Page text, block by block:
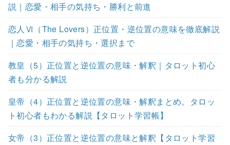
説｜恋愛・相手の気持ち・勝利と前進
恋人Ⅵ（The Lovers）正位置・逆位置の意味を徹底解説
｜恋愛・相手の気持ち・選択まで
教皇（5）正位置と逆位置の意味・解釈｜タロット初心
者も分かる解説
皇帝（4）正位置と逆位置の意味・解釈まとめ。タロッ
ト初心者もわかる解説【タロット学習帳】
女帝（3）正位置と逆位置の意味と解釈【タロット学習